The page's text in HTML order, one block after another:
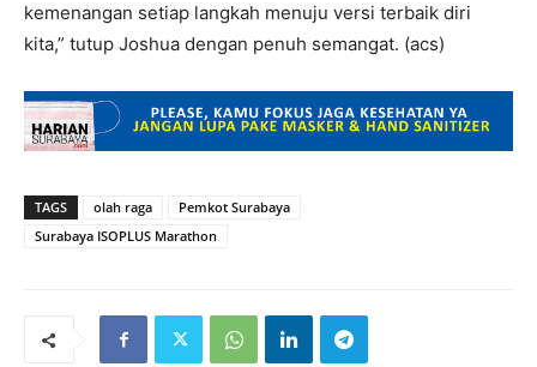
kemenangan setiap langkah menuju versi terbaik diri
kita,” tutup Joshua dengan penuh semangat. (acs)
TAGS olah raga
Pemkot Surabaya
Surabaya ISOPLUS Marathon